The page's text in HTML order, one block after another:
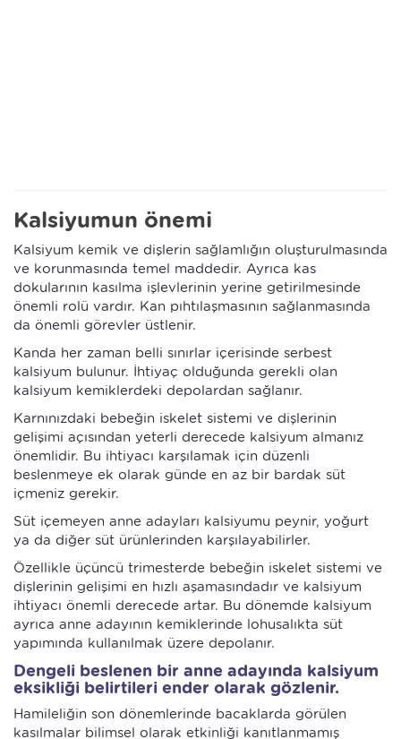
Kalsiyumun önemi
Kalsiyum kemik ve dişlerin sağlamlığın oluşturulmasında
ve korunmasında temel maddedir. Ayrıca kas
dokularının kasılma işlevlerinin yerine getirilmesinde
önemli rolü vardır. Kan pıhtılaşmasının sağlanmasında
da önemli görevler üstlenir.
Kanda her zaman belli sınırlar içerisinde serbest
kalsiyum bulunur. İhtiyaç olduğunda gerekli olan
kalsiyum kemiklerdeki depolardan sağlanır.
Karnınızdaki bebeğin iskelet sistemi ve dişlerinin
gelişimi açısından yeterli derecede kalsiyum almanız
önemlidir. Bu ihtiyacı karşılamak için düzenli
beslenmeye ek olarak günde en az bir bardak süt
içmeniz gerekir.
Süt içemeyen anne adayları kalsiyumu peynir, yoğurt
ya da diğer süt ürünlerinden karşılayabilirler.
Özellikle üçüncü trimesterde bebeğin iskelet sistemi ve
dişlerinin gelişimi en hızlı aşamasındadır ve kalsiyum
ihtiyacı önemli derecede artar. Bu dönemde kalsiyum
ayrıca anne adayının kemiklerinde lohusalıkta süt
yapımında kullanılmak üzere depolanır.
Dengeli beslenen bir anne adayında kalsiyum
eksikliği belirtileri ender olarak gözlenir.
Hamileliğin son dönemlerinde bacaklarda görülen
kasılmalar bilimsel olarak etkinliği kanıtlanmamış